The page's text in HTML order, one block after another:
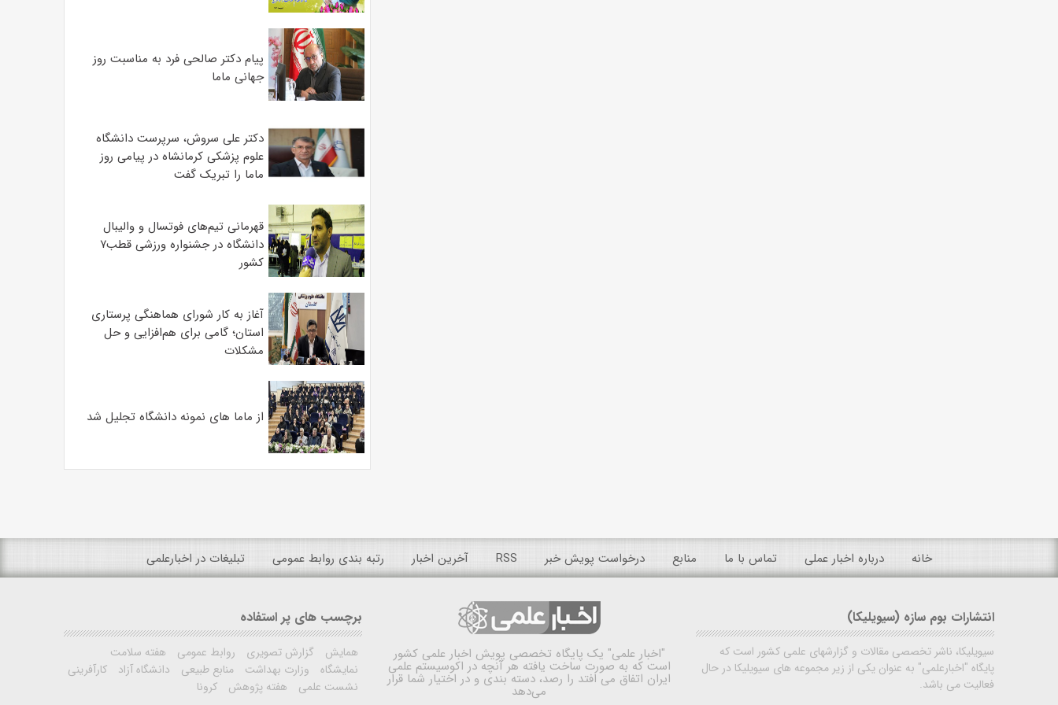
پیام دکتر صالحی فرد به مناسبت روز
جهانی ماما
دکتر علی سروش، سرپرست دانشگاه
علوم پزشکی کرمانشاه در پیامی روز
ماما را تبریک گفت
قهرمانی تیم‌های فوتسال و والیبال
دانشگاه در جشنواره ورزشی قطب۷
کشور
آغاز به کار شورای هماهنگی پرستاری
استان؛ گامی برای هم‌افزایی و حل
مشکلات
از ماما های نمونه دانشگاه تجلیل شد
خانه درباره اخبار عملی تماس با ما منابع درخواست پویش خبر RSS آخرین اخبار رتبه بندی روابط عمومی تبلیغات در اخبارعلمی
انتشارات بوم سازه (سیویلیکا)
سیویلیکا، ناشر تخصصی مقالات و گزارشهای علمی کشور است که
پایگاه "اخبارعلمی" به عنوان یکی از زیر مجموعه های سیویلیکا در حال
فعالیت می باشد.
"اخبار علمی" یک پایگاه تخصصی پویش اخبار علمی کشور
است که به صورت ساخت یافته هر آنچه در اکوسیستم علمی
ایران اتفاق می افتد را رصد، دسته بندی و در اختیار شما قرار
می‌دهد
برچسب های پر استفاده
همایش گزارش تصویری روابط عمومی
هفته سلامت
نمایشگاه
وزارت بهداشت منابع طبیعی دانشگاه آزاد
کارآفرینی
نشست علمی
هفته پژوهش کرونا